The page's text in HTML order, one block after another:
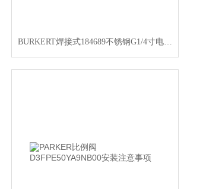
BURKERT焊接式184689不锈钢G1/4寸电磁阀